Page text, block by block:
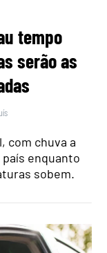
tempo
serão as
com chuva a
enquanto
sobem.